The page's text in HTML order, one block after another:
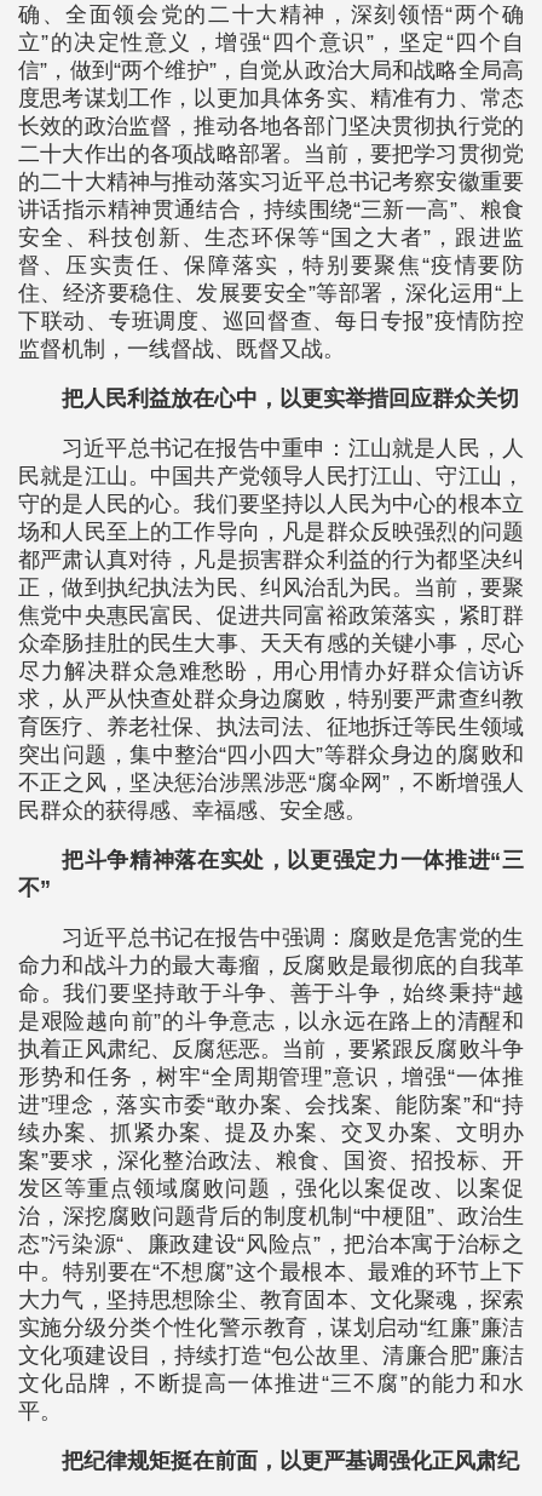
确、全面领会党的二十大精神，深刻领悟“两个确
立”的决定性意义，增强“四个意识”，坚定“四个自
信”，做到“两个维护”，自觉从政治大局和战略全局高
度思考谋划工作，以更加具体务实、精准有力、常态
长效的政治监督，推动各地各部门坚决贯彻执行党的
二十大作出的各项战略部署。当前，要把学习贯彻党
的二十大精神与推动落实习近平总书记考察安徽重要
讲话指示精神贯通结合，持续围绕“三新一高”、粮食
安全、科技创新、生态环保等“国之大者”，跟进监
督、压实责任、保障落实，特别要聚焦“疫情要防
住、经济要稳住、发展要安全”等部署，深化运用“上
下联动、专班调度、巡回督查、每日专报”疫情防控
监督机制，一线督战、既督又战。
把人民利益放在心中，以更实举措回应群众关切
习近平总书记在报告中重申：江山就是人民，人
民就是江山。中国共产党领导人民打江山、守江山，
守的是人民的心。我们要坚持以人民为中心的根本立
场和人民至上的工作导向，凡是群众反映强烈的问题
都严肃认真对待，凡是损害群众利益的行为都坚决纠
正，做到执纪执法为民、纠风治乱为民。当前，要聚
焦党中央惠民富民、促进共同富裕政策落实，紧盯群
众牵肠挂肚的民生大事、天天有感的关键小事，尽心
尽力解决群众急难愁盼，用心用情办好群众信访诉
求，从严从快查处群众身边腐败，特别要严肃查纠教
育医疗、养老社保、执法司法、征地拆迁等民生领域
突出问题，集中整治“四小四大”等群众身边的腐败和
不正之风，坚决惩治涉黑涉恶“腐伞网”，不断增强人
民群众的获得感、幸福感、安全感。
把斗争精神落在实处，以更强定力一体推进“三
不”
习近平总书记在报告中强调：腐败是危害党的生
命力和战斗力的最大毒瘤，反腐败是最彻底的自我革
命。我们要坚持敢于斗争、善于斗争，始终秉持“越
是艰险越向前”的斗争意志，以永远在路上的清醒和
执着正风肃纪、反腐惩恶。当前，要紧跟反腐败斗争
形势和任务，树牢“全周期管理”意识，增强“一体推
进”理念，落实市委“敢办案、会找案、能防案”和“持
续办案、抓紧办案、提及办案、交叉办案、文明办
案”要求，深化整治政法、粮食、国资、招投标、开
发区等重点领域腐败问题，强化以案促改、以案促
治，深挖腐败问题背后的制度机制“中梗阻”、政治生
态”污染源“、廉政建设“风险点”，把治本寓于治标之
中。特别要在“不想腐”这个最根本、最难的环节上下
大力气，坚持思想除尘、教育固本、文化聚魂，探索
实施分级分类个性化警示教育，谋划启动“红廉”廉洁
文化项建设目，持续打造“包公故里、清廉合肥”廉洁
文化品牌，不断提高一体推进“三不腐”的能力和水
平。
把纪律规矩挺在前面，以更严基调强化正风肃纪